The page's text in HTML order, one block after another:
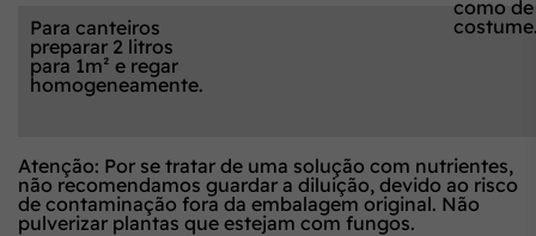
como de
Para canteiros
preparar 2 litros
para 1m² e regar
homogeneamente.
Atenção: Por se tratar de uma solução com nutrientes,
não recomendamos guardar a diluição, devido ao risco
de contaminação fora da embalagem original. Não
pulverizar plantas que estejam com fungos.